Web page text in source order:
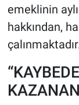
emeklinin
hakkından,